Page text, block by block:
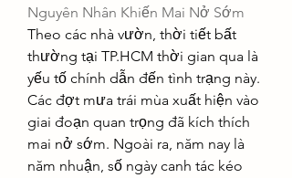
Nguyên Nhân Khiến Mai Nở Sớm
Theo các nhà vườn, thời tiết bất
thường tại TP.HCM thời gian qua là
yếu tố chính dẫn đến tình trạng này.
Các đợt mưa trái mùa xuất hiện vào
giai đoạn quan trọng đã kích thích
mai nở sớm. Ngoài ra, năm nay là
năm nhuận, số ngày canh tác kéo